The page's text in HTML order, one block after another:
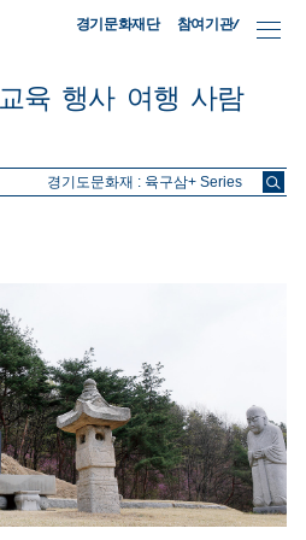
경기문화재단 참여기관/
교육 행사 여행 사람